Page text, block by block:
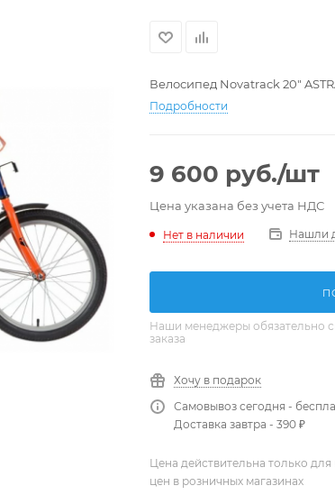
Велосипед Novatrack 20"
Подробности
9 600 руб./шт
Цена указана без учета НДС
Нет в наличии Нашли
Наши менеджеры обязательно
заказа
Хочу в подарок
Самовывоз сегодня -
Доставка завтра - 390 ₽
Цена действительна только
цен в розничных магазинах